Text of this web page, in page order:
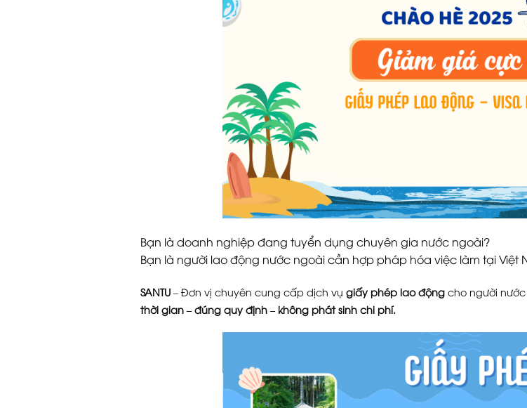
Bạn là doanh nghiệp đang tuyển dụng chuyên gia nước ngoài?
Bạn là người lao động nước ngoài cần hợp pháp hóa việc làm tại Việt
SANTU– Đơn vị chuyên cung cấp dịch vụ giấy phép lao độngcho người nước
thời gian – đúng quy định – không phát sinh chi phí.